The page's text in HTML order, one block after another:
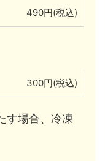
490円(税込)
300円(税込)
場合、冷凍